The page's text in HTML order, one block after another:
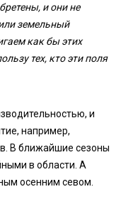
и они не
земельный
как бы этих
тех, кто эти поля
и
например,
В ближайшие сезоны
в области. А
осенним севом.